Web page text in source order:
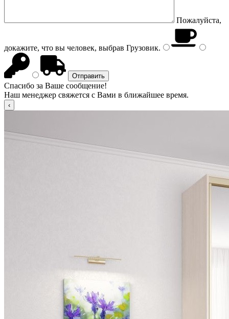
Пожалуйста,
докажите, что вы человек, выбрав Грузовик.
Спасибо за Ваше сообщение!
Наш менеджер свяжется с Вами в ближайшее время.